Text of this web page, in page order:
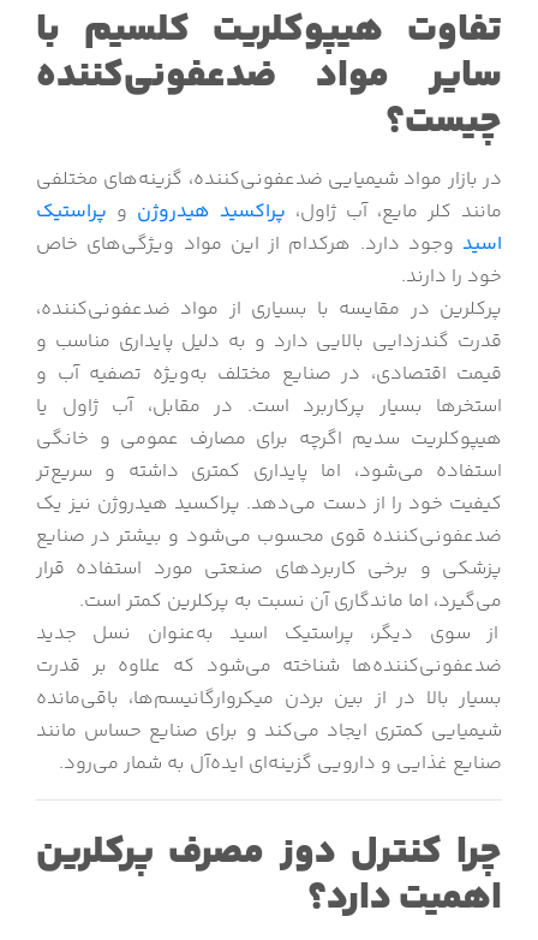
تفاوت هیپوکلریت کلسیم با
سایر مواد ضدعفونی‌کننده
چیست؟
در بازار مواد شیمیایی ضدعفونی‌کننده، گزینه‌های مختلفی
مانند کلر مایع، آب ژاول، پراکسید هیدروژن و پراستیک
اسید وجود دارد. هرکدام از این مواد ویژگی‌های خاص
خود را دارند.
پرکلرین در مقایسه با بسیاری از مواد ضدعفونی‌کننده،
قدرت گندزدایی بالایی دارد و به دلیل پایداری مناسب و
قیمت اقتصادی، در صنایع مختلف به‌ویژه تصفیه آب و
استخرها بسیار پرکاربرد است. در مقابل، آب ژاول یا
هیپوکلریت سدیم اگرچه برای مصارف عمومی و خانگی
استفاده می‌شود، اما پایداری کمتری داشته و سریع‌تر
کیفیت خود را از دست می‌دهد. پراکسید هیدروژن نیز یک
ضدعفونی‌کننده قوی محسوب می‌شود و بیشتر در صنایع
پزشکی و برخی کاربردهای صنعتی مورد استفاده قرار
می‌گیرد، اما ماندگاری آن نسبت به پرکلرین کمتر است.
از سوی دیگر، پراستیک اسید به‌عنوان نسل جدید
ضدعفونی‌کننده‌ها شناخته می‌شود که علاوه بر قدرت
بسیار بالا در از بین بردن میکروارگانیسم‌ها، باقی‌مانده
شیمیایی کمتری ایجاد می‌کند و برای صنایع حساس مانند
صنایع غذایی و دارویی گزینه‌ای ایده‌آل به شمار می‌رود.
چرا کنترل دوز مصرف پرکلرین
اهمیت دارد؟